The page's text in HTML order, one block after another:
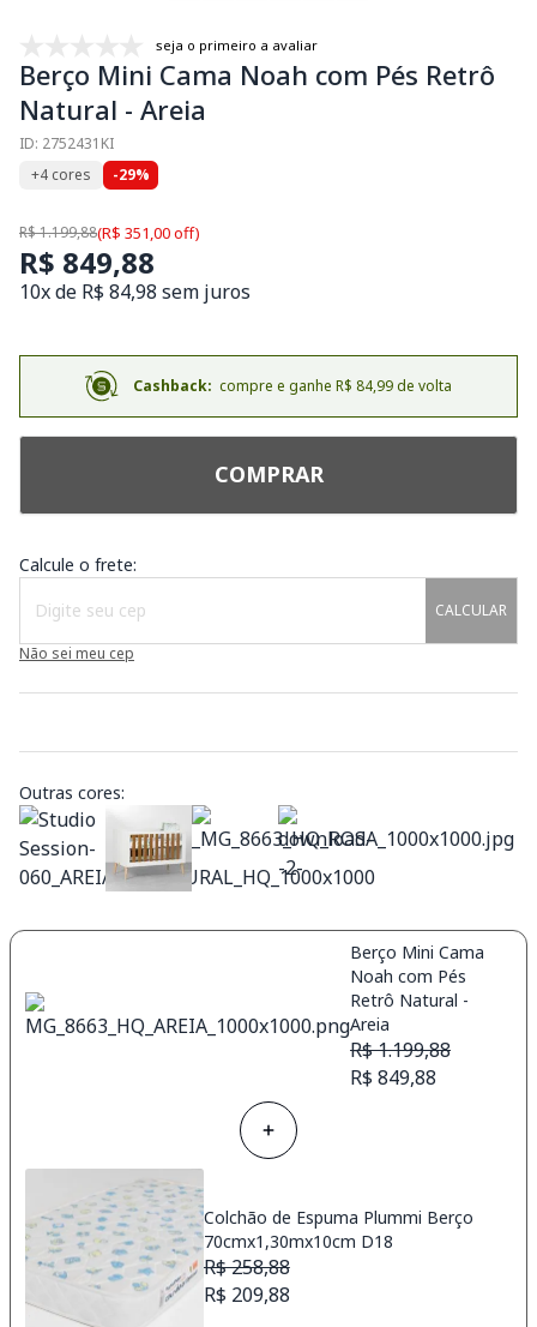
seja o primeiro a avaliar
Berço Mini Cama Noah com Pés Retrô
Natural - Areia
ID: 2752431KI
+4 cores
-29%
R$ 1.199,88(R$ 351,00 off)
R$ 849,88
10x de R$ 84,98 sem juros
Cashback: compre e ganhe R$ 84,99 de volta
COMPRAR
Calcule o frete:
CALCULAR
Não sei meu cep
Outras cores:
Berço Mini Cama
Noah com Pés
Retrô Natural -
Areia
R$ 1.199,88
R$ 849,88
Colchão de Espuma Plummi Berço
70cmx1,30mx10cm D18
R$ 258,88
R$ 209,88